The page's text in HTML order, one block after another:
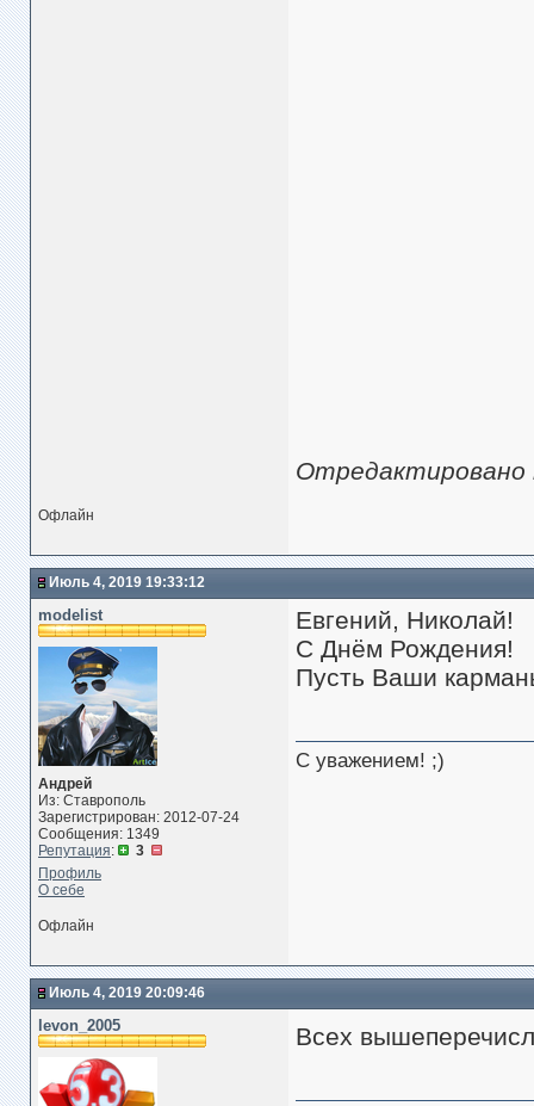
Отредактировано
Офлайн
Июль 4, 2019 19:33:12
modelist
Андрей
Из: Ставрополь
Зарегистрирован: 2012-07-24
Сообщения: 1349
Репутация:
3
Профиль
О себе
Евгений, Николай!
С Днём Рождения!
Пусть Ваши
С уважением! ;)
Офлайн
Июль 4, 2019 20:09:46
levon_2005 Всех